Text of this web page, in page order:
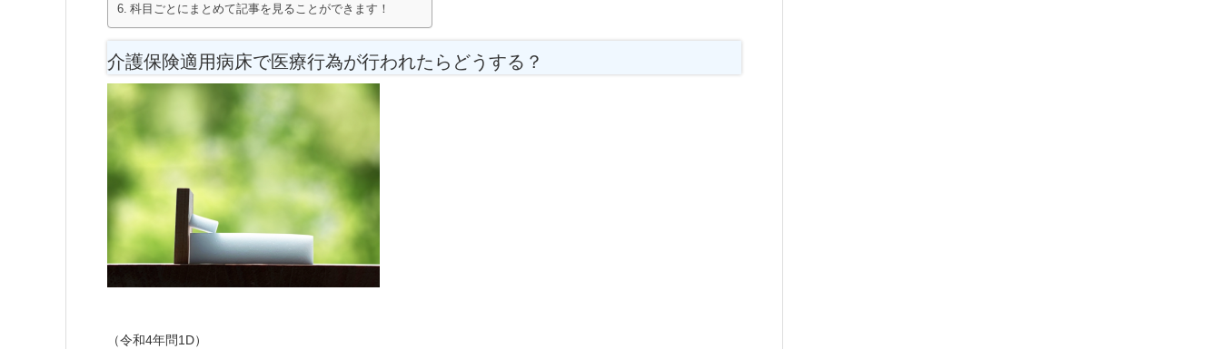
科目ごとにまとめて記事を見ることができます！
介護保険適用病床で医療行為が行われたらどうする？
（令和4年問1D）